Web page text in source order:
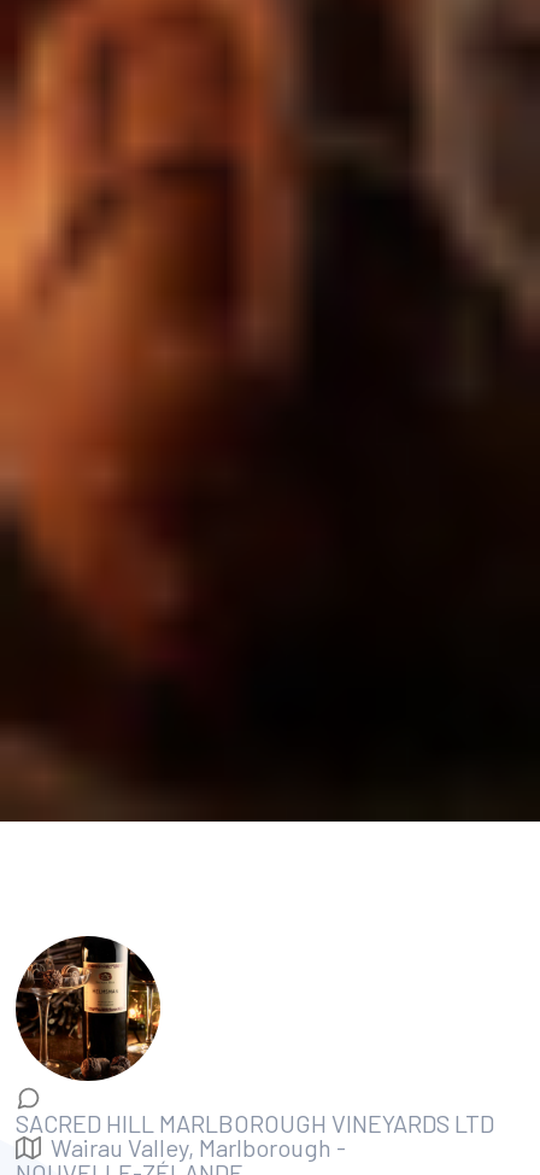
SACRED HILL MARLBOROUGH VINEYARDS LTD
Wairau Valley, Marlborough -